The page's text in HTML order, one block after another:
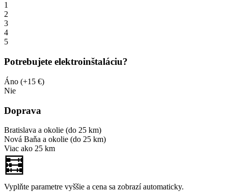
1
2
3
4
5
Potrebujete elektroinštaláciu?
Áno (+15 €)
Nie
Doprava
Bratislava a okolie (do 25 km)
Nová Baňa a okolie (do 25 km)
Viac ako 25 km
🧮
Vyplňte parametre vyššie a cena sa zobrazí automaticky.